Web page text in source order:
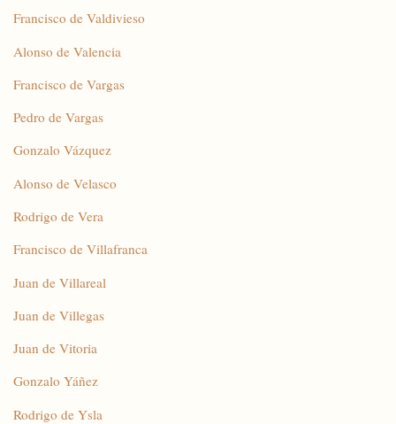
Francisco de Valdivieso
Alonso de Valencia
Francisco de Vargas
Pedro de Vargas
Gonzalo Vázquez
Alonso de Velasco
Rodrigo de Vera
Francisco de Villafranca
Juan de Villareal
Juan de Villegas
Juan de Vitoria
Gonzalo Yáñez
Rodrigo de Ysla